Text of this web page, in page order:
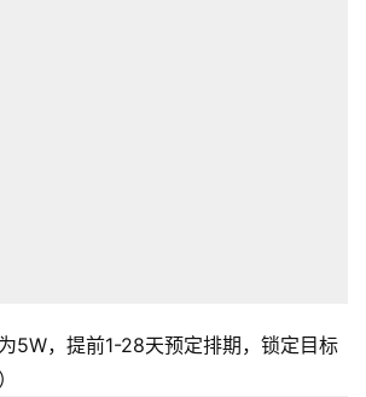
5W，提前1-28天预定排期，锁定目标